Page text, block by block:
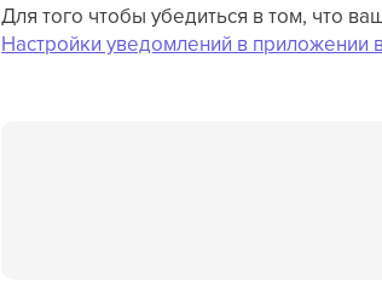
Для того чтобы убедиться в том, что
Настройки уведомлений в приложении